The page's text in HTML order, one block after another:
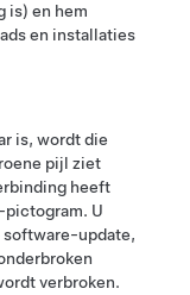
is) en hem
en installaties
is, wordt die
pijl ziet
heeft
U
software-update,
verbroken.